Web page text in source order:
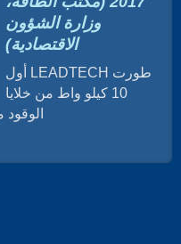
وزارة الشؤون
الاقتصادية)
طورت LEADTECH أول
10 كيلو واط من خلايا